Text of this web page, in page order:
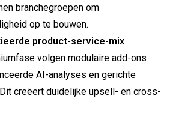
branchegroepen om
op te bouwen.
product-service-mix
volgen modulaire add-ons
AI-analyses en gerichte
creëert duidelijke upsell- en cross-